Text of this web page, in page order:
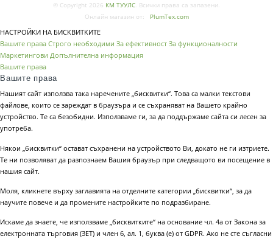
© Copyright 2026 КМ ТУУЛС. Всички права са запазени.
Онлайн магазин от:
PlumTex.com
НАСТРОЙКИ НА БИСКВИТКИТЕ
Вашите права Строго необходими За ефективност За функционалности
Маркетингови Допълнителна информация
Вашите права
Вашите права
Нашият сайт използва така наречените „бисквитки“. Това са малки текстови
файлове, които се зареждат в браузъра и се съхраняват на Вашето крайно
устройство. Те са безобидни. Използваме ги, за да поддържаме сайта си лесен за
употреба.
Някои „бисквитки“ остават съхранени на устройството Ви, докато не ги изтриете.
Те ни позволяват да разпознаем Вашия браузър при следващото ви посещение в
нашия сайт.
Моля, кликнете върху заглавията на отделните категории „бисквитки“, за да
научите повече и да промените настройките по подразбиране.
Искаме да знаете, че използваме „бисквитките“ на основание чл. 4а от Закона за
електронната търговия (ЗЕТ) и член 6, ал. 1, буква (е) от GDPR. Ако не сте съгласни